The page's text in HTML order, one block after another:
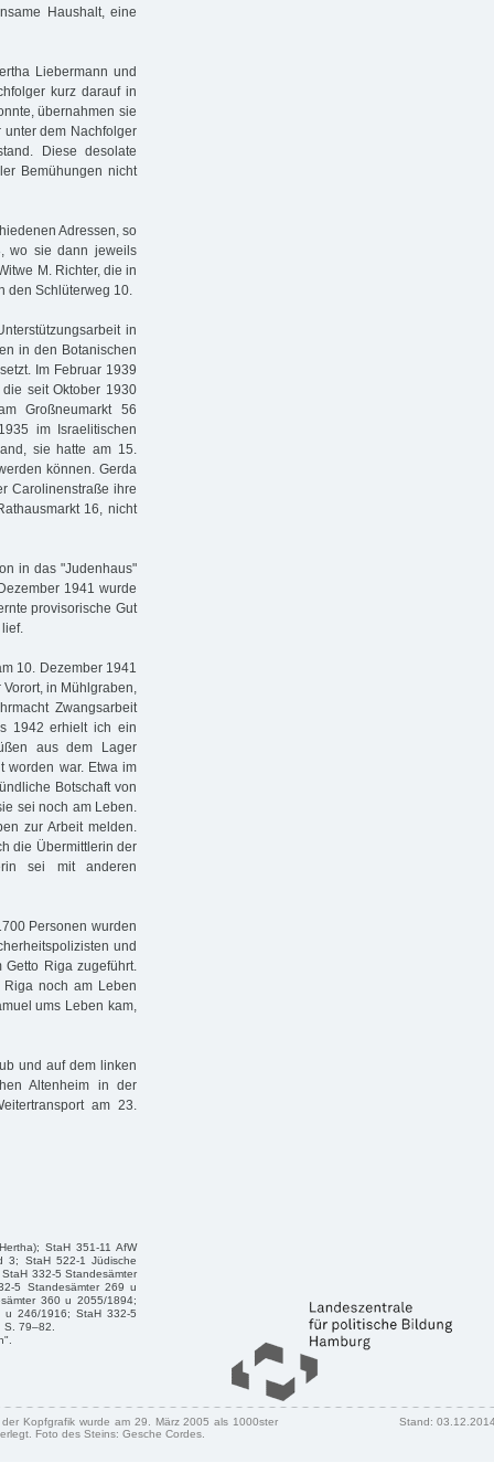
Haushalt, eine
Liebermann und
kurz darauf in
übernahmen sie
dem Nachfolger
Diese desolate
Bemühungen nicht
Adressen, so
wo sie dann jeweils
M. Richter, die in
den Schlüterweg 10.
in
in den Botanischen
Im Februar 1939
seit Oktober 1930
Großneumarkt 56
im Israelitischen
sie hatte am 15.
können. Gerda
Carolinenstraße ihre
16, nicht
in das "Judenhaus"
1941 wurde
provisorische Gut
10. Dezember 1941
in Mühlgraben,
Zwangsarbeit
1942 erhielt ich ein
aus dem Lager
worden war. Etwa im
Botschaft von
sei noch am Leben.
zur Arbeit melden.
die Übermittlerin der
sei mit anderen
Personen wurden
und
Riga zugeführt.
noch am Leben
ums Leben kam,
und auf dem linken
Altenheim in der
am 23.
StaH 351-11 AfW
3; StaH 522-1 Jüdische
332-5 Standesämter
5 Standesämter 269 u
360 u 2055/1894;
u 246/1916; StaH 332-5
79–82.
Kopfgrafik wurde am 29. März 2005 als 1000ster
Foto des Steins: Gesche Cordes.
Stand: